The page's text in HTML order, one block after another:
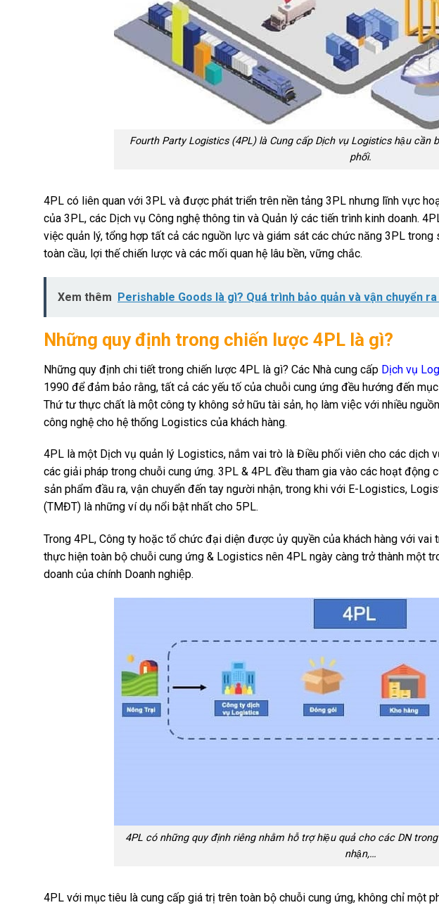
Fourth Party Logistics (4PL) là Cung cấp Dịch vụ Logistics hậu cần
phối.
4PL có liên quan với 3PL và được phát triển trên nền tảng 3PL nhưng lĩnh vực
của 3PL, các Dịch vụ Công nghệ thông tin và Quản lý các tiến trình kinh doanh.
việc quản lý, tổng hợp tất cả các nguồn lực và giám sát các chức năng 3PL
toàn cầu, lợi thế chiến lược và các mối quan hệ lâu bền, vững chắc.
Xem thêm Perishable Goods là gì? Quá trình bảo quản và vận chuyển
Những quy định trong chiến lược 4PL là gì?
Những quy định chi tiết trong chiến lược 4PL là gì? Các Nhà cung cấp Dịch vụ
1990 để đảm bảo rằng, tất cả các yếu tố của chuỗi cung ứng đều hướng đến
Thứ tư thực chất là một công ty không sở hữu tài sản, họ làm việc với nhiều
công nghệ cho hệ thống Logistics của khách hàng.
4PL là một Dịch vụ quản lý Logistics, nắm vai trò là Điều phối viên cho các dịch
các giải pháp trong chuỗi cung ứng. 3PL & 4PL đều tham gia vào các hoạt động
sản phẩm đầu ra, vận chuyển đến tay người nhận, trong khi với E-Logistics,
(TMĐT) là những ví dụ nổi bật nhất cho 5PL.
Trong 4PL, Công ty hoặc tổ chức đại diện được ủy quyền của khách hàng với vai
thực hiện toàn bộ chuỗi cung ứng & Logistics nên 4PL ngày càng trở thành một
doanh của chính Doanh nghiệp.
4PL có những quy định riêng nhằm hỗ trợ hiệu quả cho các DN
nhận,…
4PL với mục tiêu là cung cấp giá trị trên toàn bộ chuỗi cung ứng, không chỉ một